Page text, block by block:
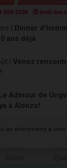
|
Dinner
ans déjà
| Venez
Le Admour de
à Alonzo!
les événements à venir